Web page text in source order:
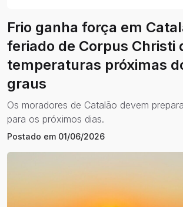
Frio ganha força em
feriado de Corpus Christi
temperaturas próximas
graus
Os moradores de Catalão devem
para os próximos dias.
Postado em 01/06/2026